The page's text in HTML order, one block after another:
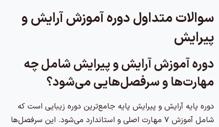
سوالات متداول دوره آموزش آرایش و
پیرایش
دوره آموزش آرایش و پیرایش شامل چه
مهارت‌ها و سرفصل‌هایی می‌شود؟
دوره پایه آرایش و پیرایش پایه جامع‌ترین دوره زیبایی است که
شامل آموزش ۷ مهارت اصلی و استاندارد می‌شود. این سرفصل‌ها